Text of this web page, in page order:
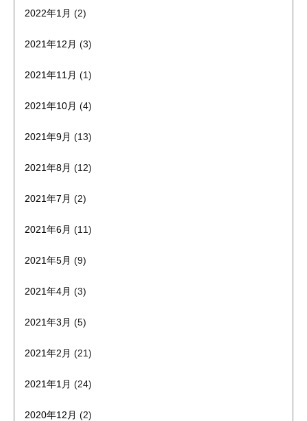
2022年1月 (2)
2021年12月 (3)
2021年11月 (1)
2021年10月 (4)
2021年9月 (13)
2021年8月 (12)
2021年7月 (2)
2021年6月 (11)
2021年5月 (9)
2021年4月 (3)
2021年3月 (5)
2021年2月 (21)
2021年1月 (24)
2020年12月 (2)